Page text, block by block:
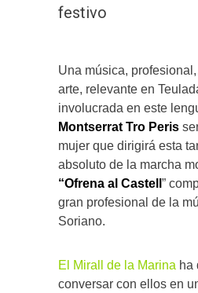
festivo
Una música,
arte, relevante en
involucrada en este
Montserrat Tro Peris
mujer que dirigirá esta
absoluto de la marcha
“Ofrena al Castell ”
gran profesional de la
Soriano.
El Mirall de la Marina ha
conversar con ellos en